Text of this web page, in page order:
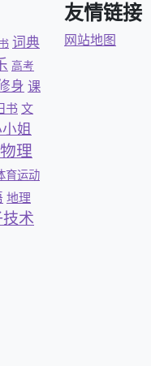
词典
高考
身 课
书 文
姐
物理
育运动
地理
术
友情链接
网站地图